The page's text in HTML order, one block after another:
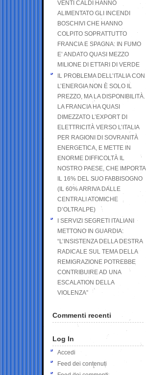
VENTI CALDI HANNO
ALIMENTATO GLI INCENDI
BOSCHIVI CHE HANNO
COLPITO SOPRATTUTTO
FRANCIA E SPAGNA: IN FUMO
E’ ANDATO QUASI MEZZO
MILIONE DI ETTARI DI VERDE
IL PROBLEMA DELL’ITALIA CON
L’ENERGIA NON È SOLO IL
PREZZO, MA LA DISPONIBILITÀ.
LA FRANCIA HA QUASI
DIMEZZATO L’EXPORT DI
ELETTRICITÀ VERSO L’ITALIA
PER RAGIONI DI SOVRANITÀ
ENERGETICA, E METTE IN
ENORME DIFFICOLTÀ IL
NOSTRO PAESE, CHE IMPORTA
IL 16% DEL SUO FABBISOGNO
(IL 60% ARRIVA DALLE
CENTRALI ATOMICHE
D’OLTRALPE)
I SERVIZI SEGRETI ITALIANI
METTONO IN GUARDIA:
“L’INSISTENZA DELLA DESTRA
RADICALE SUL TEMA DELLA
REMIGRAZIONE POTREBBE
CONTRIBUIRE AD UNA
ESCALATION DELLA
VIOLENZA”
Commenti recenti
Log In
Accedi
Feed dei contenuti